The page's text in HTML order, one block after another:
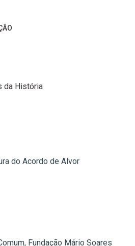
da História
do Acordo de Alvor
Fundação Mário Soares